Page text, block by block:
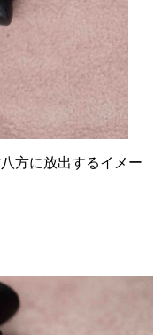
方に放出するイメー